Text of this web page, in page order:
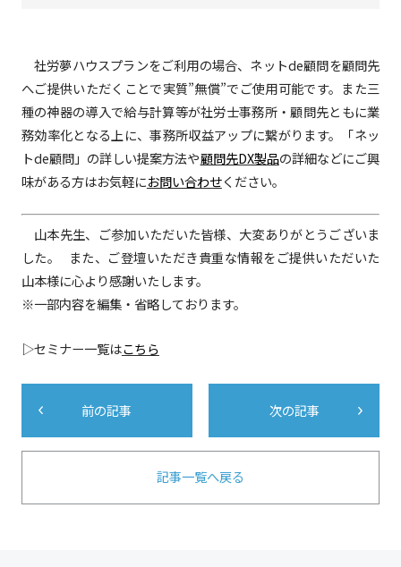
社労夢ハウスプランをご利用の場合、ネットde顧問を顧問先
へご提供いただくことで実質”無償”でご使用可能です。また三
種の神器の導入で給与計算等が社労士事務所・顧問先ともに業
務効率化となる上に、事務所収益アップに繋がります。「ネッ
トde顧問」の詳しい提案方法や顧問先DX製品の詳細などにご興
味がある方はお気軽にお問い合わせください。
山本先生、ご参加いただいた皆様、大変ありがとうございま
した。 また、ご登壇いただき貴重な情報をご提供いただいた
山本様に心より感謝いたします。
※一部内容を編集・省略しております。
▷セミナー一覧はこちら
前の記事 次の記事
記事一覧へ戻る